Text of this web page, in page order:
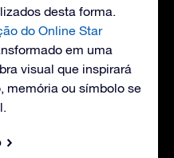
desta forma.
do Online Star
em uma
visual que inspirará
memória ou símbolo se